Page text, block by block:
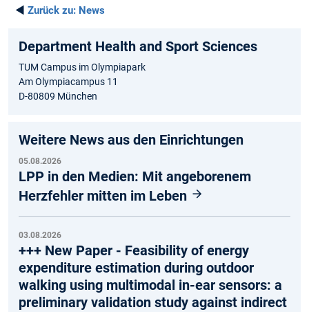
◄ Zurück zu: News
Department Health and Sport Sciences
TUM Campus im Olympiapark
Am Olympiacampus 11
D-80809 München
Weitere News aus den Einrichtungen
05.08.2026
LPP in den Medien: Mit angeborenem
Herzfehler mitten im Leben
03.08.2026
+++ New Paper - Feasibility of energy
expenditure estimation during outdoor
walking using multimodal in-ear sensors: a
preliminary validation study against indirect